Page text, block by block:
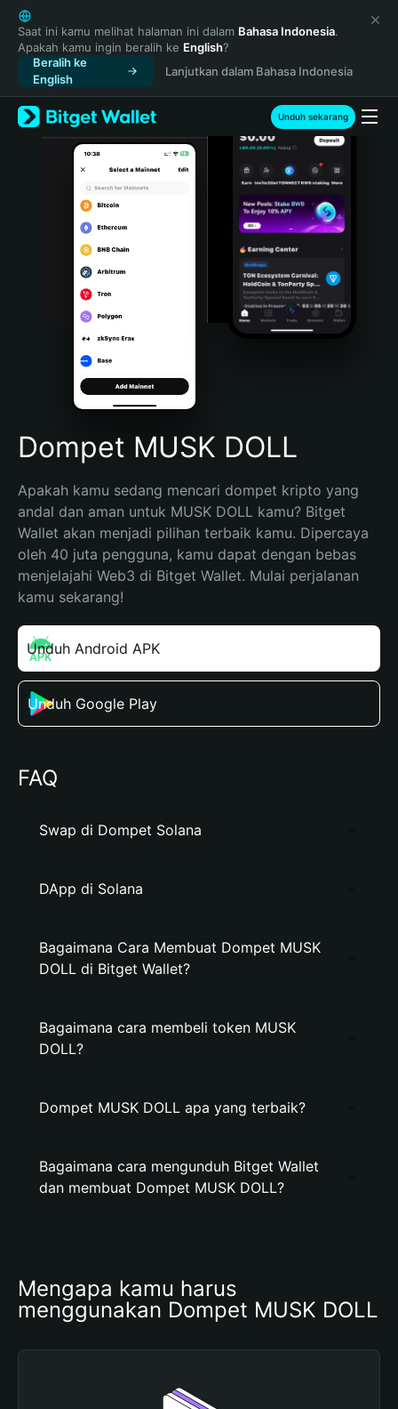
English
日本語
Tiếng Việt
Русский
Español (Latinoamérica)
Türkçe
Italiano
Português (Portugal)
Bahasa Indonesia
Português (Brasil)
Español (Argentina)
Saat ini kamu melihat halaman ini dalam Bahasa Indonesia.
Apakah kamu ingin beralih ke English?
Beralih ke
English
Lanjutkan dalam Bahasa Indonesia
Unduh sekarang
Dompet MUSK DOLL
Apakah kamu sedang mencari dompet kripto yang
andal dan aman untuk MUSK DOLL kamu? Bitget
Wallet akan menjadi pilihan terbaik kamu. Dipercaya
oleh 40 juta pengguna, kamu dapat dengan bebas
menjelajahi Web3 di Bitget Wallet. Mulai perjalanan
kamu sekarang!
Unduh Android APK
Unduh Google Play
FAQ
Swap di Dompet Solana
DApp di Solana
Bagaimana Cara Membuat Dompet MUSK
DOLL di Bitget Wallet?
Bagaimana cara membeli token MUSK
DOLL?
Dompet MUSK DOLL apa yang terbaik?
Bagaimana cara mengunduh Bitget Wallet
dan membuat Dompet MUSK DOLL?
Mengapa kamu harus
menggunakan Dompet MUSK DOLL